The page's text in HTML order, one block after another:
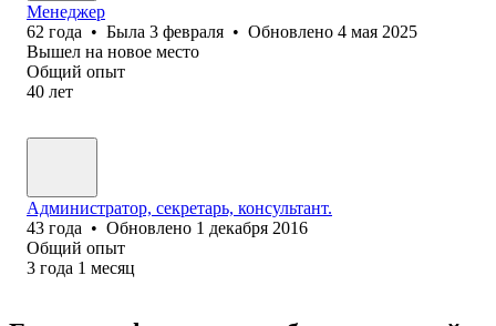
Менеджер
62 года • Была 3 февраля • Обновлено 4 мая 2025
Вышел на новое место
Общий опыт
40 лет
Администратор, секретарь, консультант.
43 года • Обновлено 1 декабря 2016
Общий опыт
3 года 1 месяц